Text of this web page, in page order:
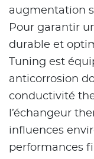
augmentation
Pour garantir
durable et
Tuning est
anticorrosion
conductivité
l’échangeur
influences
performances